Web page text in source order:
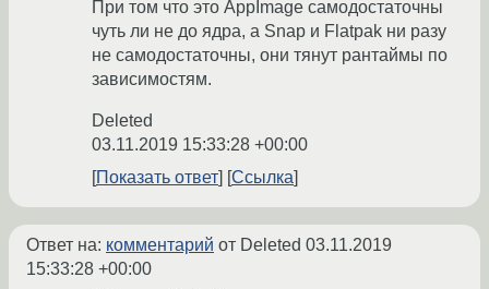
При том что это AppImage самодостаточны
чуть ли не до ядра, а Snap и Flatpak ни разу
не самодостаточны, они тянут рантаймы по
зависимостям.
Deleted
03.11.2019 15:33:28 +00:00
Показать ответ
Ссылка
Ответ на: комментарий от Deleted 03.11.2019
15:33:28 +00:00